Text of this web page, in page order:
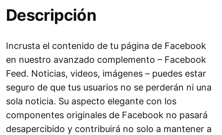
Descripción
Incrusta el contenido de tu página de Facebook
en nuestro avanzado complemento – Facebook
Feed. Noticias, videos, imágenes – puedes estar
seguro de que tus usuarios no se perderán ni una
sola noticia. Su aspecto elegante con los
componentes originales de Facebook no pasará
desapercibido y contribuirá no solo a mantener a